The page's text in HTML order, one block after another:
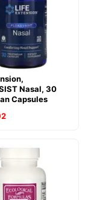
Nasal, 30
Capsules